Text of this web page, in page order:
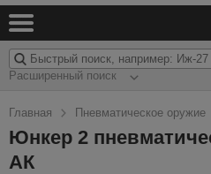
Расширенный поиск
Главная Пневматическое оружие
Юнкер 2
АК